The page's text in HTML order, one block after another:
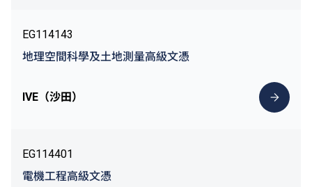
EG114143
地理空間科學及土地測量高級文憑
IVE（沙田）
EG114401
電機工程高級文憑